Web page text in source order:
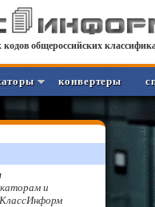
общероссийских
конвертеры
и